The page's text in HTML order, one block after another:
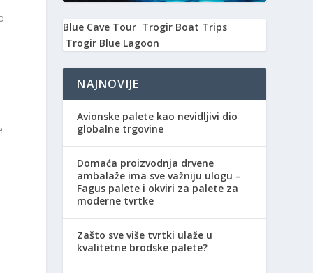
Blue Cave Tour Trogir Boat Trips
Trogir Blue Lagoon
NAJNOVIJE
Avionske palete kao nevidljivi dio
globalne trgovine
Domaća proizvodnja drvene
ambalaže ima sve važniju ulogu –
Fagus palete i okviri za palete za
moderne tvrtke
Zašto sve više tvrtki ulaže u
kvalitetne brodske palete?